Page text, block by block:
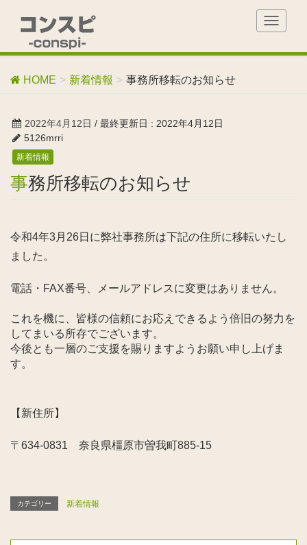
T
g
o
HOME 新着情報 事務所移転のお知らせ
2022年4月12日 / 最終更新日 : 2022年4月12日
5126mrri
新着情報
事務所移転のお知らせ
令和4年3月26日に弊社事務所は下記の住所に移転いたし
ました。
電話・FAX番号、メールアドレスに変更はありません。
これを機に、皆様の信頼にお応えできるよう倍旧の努力を
してまいる所存でございます。
今後とも一層のご支援を賜りますようお願い申し上げま
す。
【新住所】
〒634-0831 奈良県橿原市曽我町885-15
カテゴリー 新着情報